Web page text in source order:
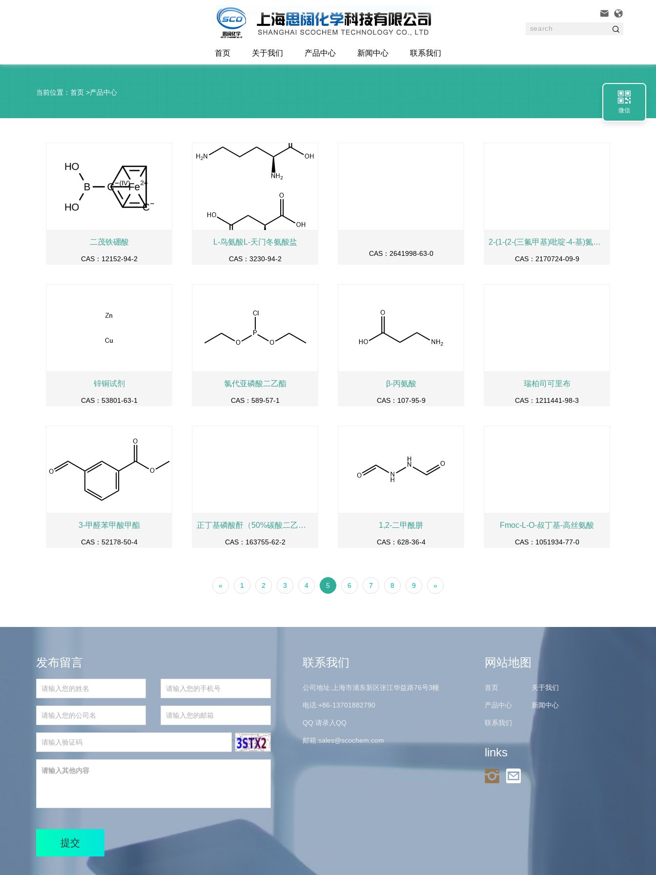
 

首页 关于我们 产品中心 新闻中心 联系我们
当前位置： 首页 >产品中心 
微信
二茂铁硼酸
CAS：12152-94-2
L-鸟氨酸L-天门冬氨酸盐
CAS：3230-94-2
CAS：2641998-63-0
2-(1-(2-(三氟甲基)吡啶-4-基)氮杂环丁烷-3-基)乙酸
CAS：2170724-09-9
锌铜试剂
CAS：53801-63-1
氯代亚磷酸二乙酯
CAS：589-57-1
β-丙氨酸
CAS：107-95-9
瑞柏司可里布
CAS：1211441-98-3
3-甲醛苯甲酸甲酯
CAS：52178-50-4
正丁基磷酸酐（50%碳酸二乙酯溶液）
CAS：163755-62-2
1,2-二甲酰肼
CAS：628-36-4
Fmoc-L-O-叔丁基-高丝氨酸
CAS：1051934-77-0
« 1 2 3 4 5 6 7 8 9 »
发布留言
提交
联系我们
公司地址:上海市浦东新区张江华益路76号3幢
电话:+86-13701882790
QQ:请录入QQ
邮箱:sales@scochem.com
网站地图
首页 关于我们
产品中心 新闻中心
联系我们
links